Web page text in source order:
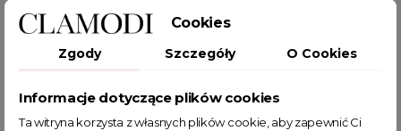
POWIĄZANE TAGI
Cookies
Zgody Szczegóły O Cookies
Informacje dotyczące plików cookies
Ta witryna korzysta z własnych plików cookie, aby zapewnić Ci